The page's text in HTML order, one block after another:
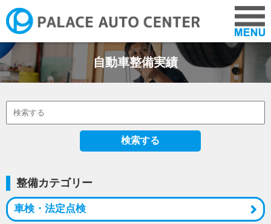
COMPANY
CARS
NEWS
VOICE
自動車整備実績
検索する
整備カテゴリー
車検・法定点検